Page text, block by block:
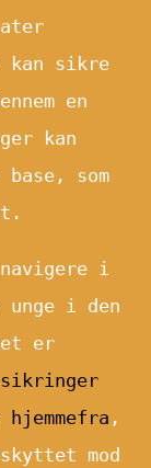
kan sikre
en
kan
som
i
i den
er
,
mod